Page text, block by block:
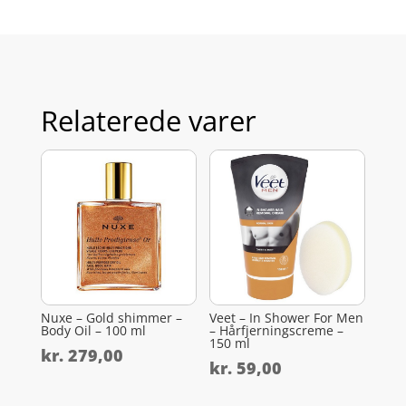
Relaterede varer
Nuxe – Gold shimmer –
Body Oil – 100 ml
kr.279,00
Veet – In Shower For Men
– Hårfjerningscreme –
150 ml
kr. 59,00